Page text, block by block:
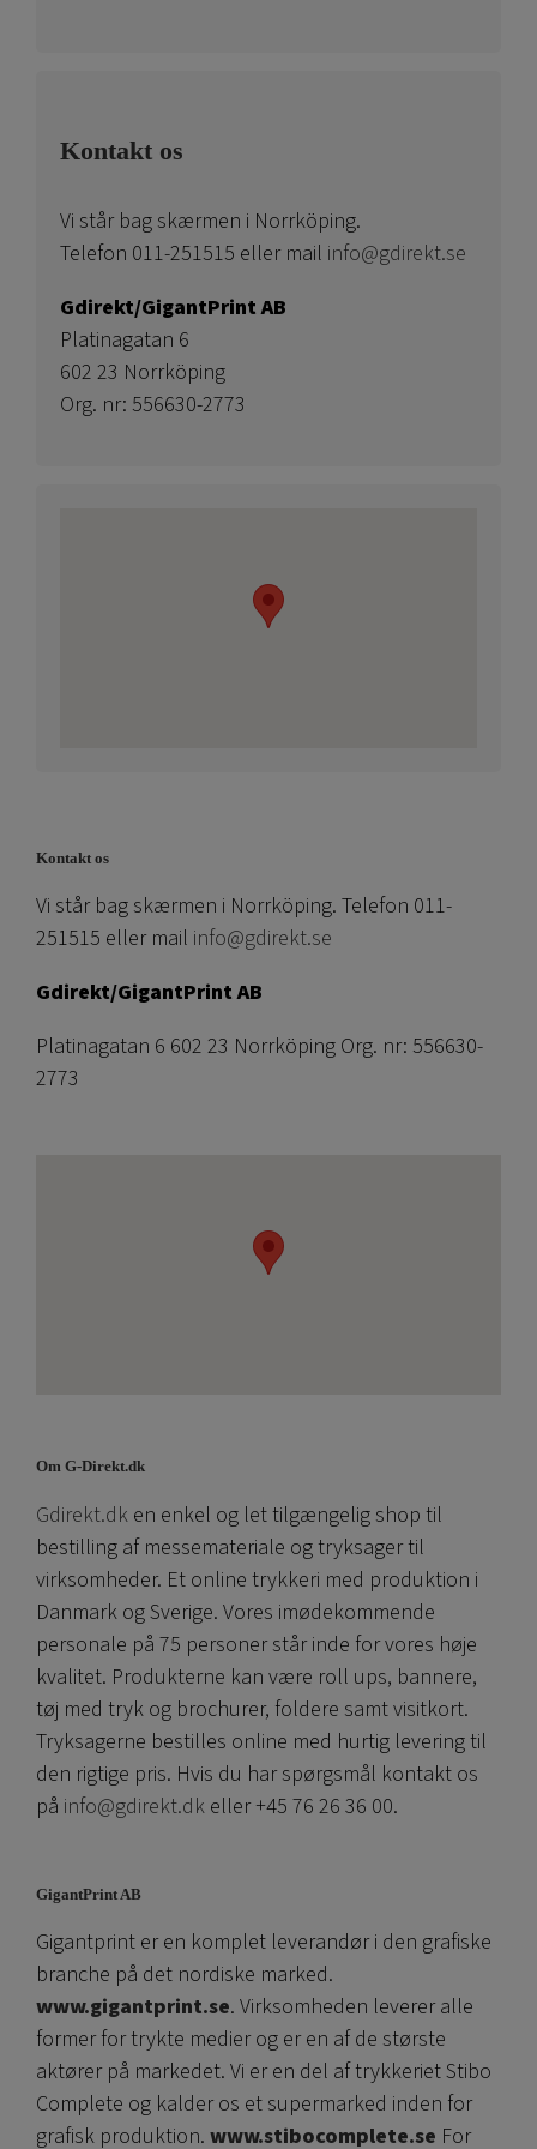
Kontakt os
Vi står bag skærmen i Norrköping.
Telefon 011-251515 eller mail info@gdirekt.se
Gdirekt/GigantPrint AB
Platinagatan 6
602 23 Norrköping
Org. nr: 556630-2773
Kontakt os
Vi står bag skærmen i Norrköping. Telefon 011-
251515 eller mail info@gdirekt.se
Gdirekt/GigantPrint AB
Platinagatan 6 602 23 Norrköping Org. nr: 556630-
2773
Om G-Direkt.dk
Gdirekt.dk en enkel og let tilgængelig shop til
bestilling af messemateriale og tryksager til
virksomheder. Et online trykkeri med produktion i
Danmark og Sverige. Vores imødekommende
personale på 75 personer står inde for vores høje
kvalitet. Produkterne kan være roll ups, bannere,
tøj med tryk og brochurer, foldere samt visitkort.
Tryksagerne bestilles online med hurtig levering til
den rigtige pris. Hvis du har spørgsmål kontakt os
på info@gdirekt.dk eller +45 76 26 36 00.
GigantPrint AB
Gigantprint er en komplet leverandør i den grafiske
branche på det nordiske marked.
www.gigantprint.se. Virksomheden leverer alle
former for trykte medier og er en af ​​de største
aktører på markedet. Vi er en del af trykkeriet Stibo
Complete og kalder os et supermarked inden for
grafisk produktion. www.stibocomplete.se For